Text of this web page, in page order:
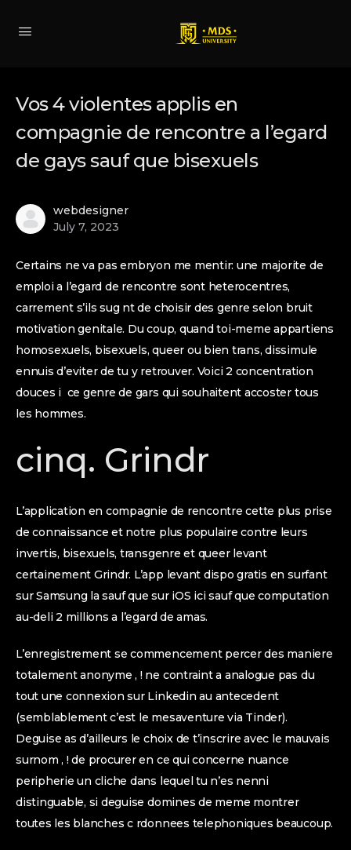
Vos 4 violentes applis en
compagnie de rencontre a l’egard
de gays sauf que bisexuels
webdesigner
July 7, 2023
Certains ne va pas embryon me mentir: une majorite de
emploi a l’egard de rencontre sont heterocentres,
carrement s’ils sug nt de choisir des genre selon bruit
motivation genitale. Du coup, quand toi-meme appartiens
homosexuels, bisexuels, queer ou bien trans, dissimule
ennuis d’eviter de tu y retrouver. Voici 2 concentration
douces i ce genre de gars qui souhaitent accoster tous
les hommes.
cinq. Grindr
L’application en compagnie de rencontre cette plus prise
de connaissance et notre plus populaire contre leurs
invertis, bisexuels, transgenre et queer levant
certainement Grindr. L’app levant dispo gratis en surfant
sur Samsung la sauf que sur iOS ici sauf que computation
au-deli 2 millions a l’egard de amas.
L’enregistrement se commencement percer des maniere
totalement anonyme , ! ne contraint a analogue pas du
tout une connexion sur Linkedin au antecedent
(semblablement c’est le mesaventure via Tinder).
Deguise as d’ailleurs le choix de t’inscrire avec le mauvais
surnom , ! de procurer en ce qui concerne nuance
peripherie un cliche dans lequel tu n’es nenni
distinguable, si deguise domines de meme montrer
toutes les blanches c rdonnees telephoniques beaucoup.